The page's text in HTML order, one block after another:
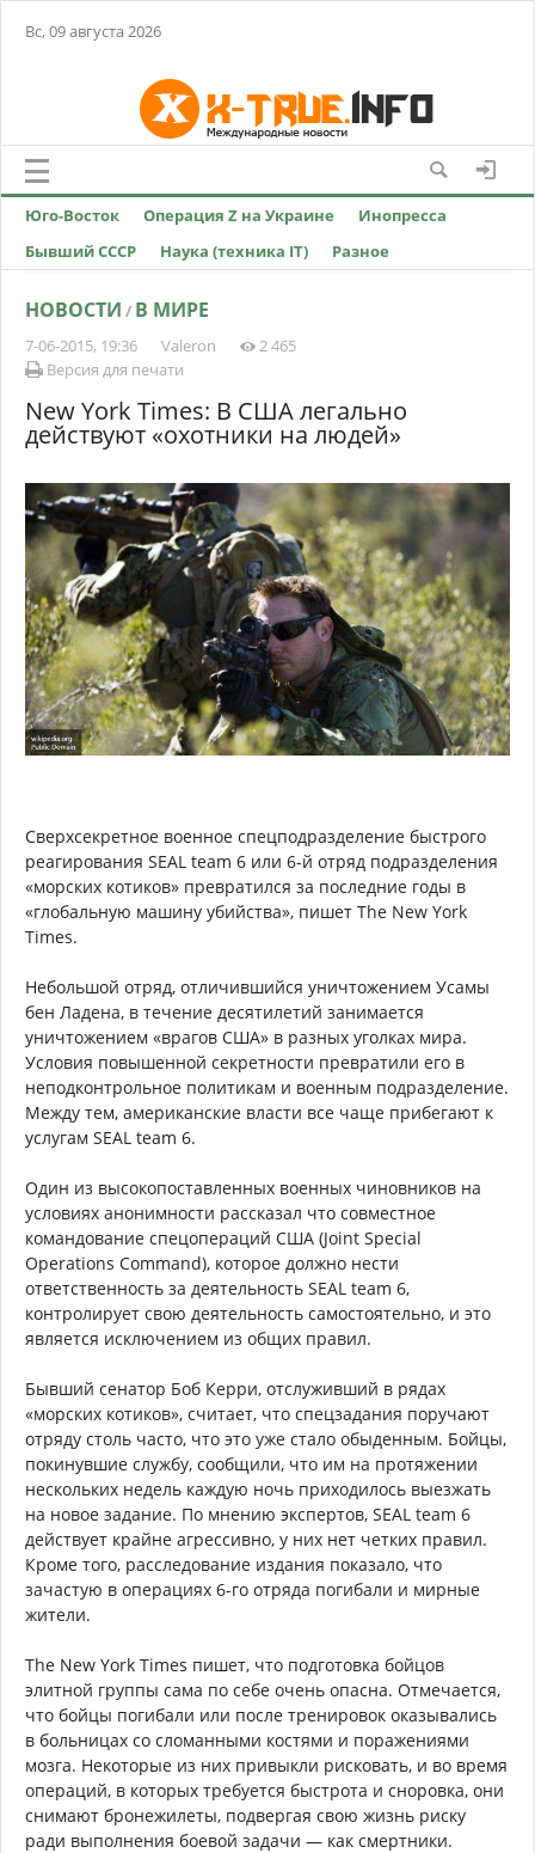
Вс, 09 августа 2026
Юго-Восток Операция Z на Украине
Инопресса
Бывший СССР
Наука (техника IT) Разное
НОВОСТИ / В МИРЕ
7-06-2015, 19:36 Valeron
2 465
Версия для печати
New York Times: В США легально
действуют «охотники на людей»
Сверхсекретное военное спецподразделение быстрого
реагирования SEAL team 6 или 6-й отряд подразделения
«морских котиков» превратился за последние годы в
«глобальную машину убийства», пишет The New York
Times.
Небольшой отряд, отличившийся уничтожением Усамы
бен Ладена, в течение десятилетий занимается
уничтожением «врагов США» в разных уголках мира.
Условия повышенной секретности превратили его в
неподконтрольное политикам и военным подразделение.
Между тем, американские власти все чаще прибегают к
услугам SEAL team 6.
Один из высокопоставленных военных чиновников на
условиях анонимности рассказал что совместное
командование спецопераций США (Joint Special
Operations Command), которое должно нести
ответственность за деятельность SEAL team 6,
контролирует свою деятельность самостоятельно, и это
является исключением из общих правил.
Бывший сенатор Боб Керри, отслуживший в рядах
«морских котиков», считает, что спецзадания поручают
отряду столь часто, что это уже стало обыденным. Бойцы,
покинувшие службу, сообщили, что им на протяжении
нескольких недель каждую ночь приходилось выезжать
на новое задание. По мнению экспертов, SEAL team 6
действует крайне агрессивно, у них нет четких правил.
Кроме того, расследование издания показало, что
зачастую в операциях 6-го отряда погибали и мирные
жители.
The New York Times пишет, что подготовка бойцов
элитной группы сама по себе очень опасна. Отмечается,
что бойцы погибали или после тренировок оказывались
в больницах со сломанными костями и поражениями
мозга. Некоторые из них привыкли рисковать, и во время
операций, в которых требуется быстрота и сноровка, они
снимают бронежилеты, подвергая свою жизнь риску
ради выполнения боевой задачи — как смертники.